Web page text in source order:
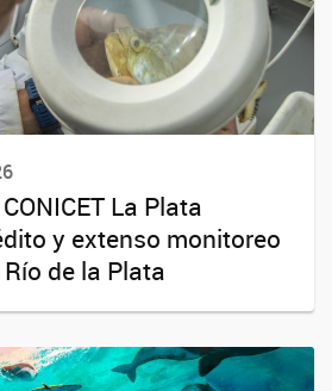
La Plata
y extenso monitoreo
de la Plata